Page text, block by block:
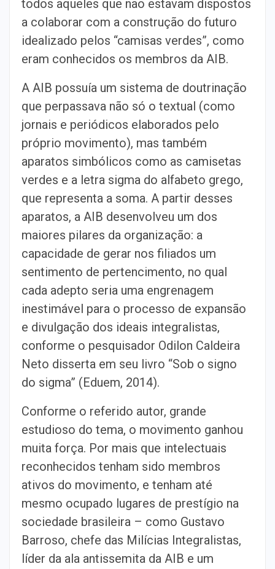
todos aqueles que não estavam dispostos
a colaborar com a construção do futuro
idealizado pelos “camisas verdes”, como
eram conhecidos os membros da AIB.
A AIB possuía um sistema de doutrinação
que perpassava não só o textual (como
jornais e periódicos elaborados pelo
próprio movimento), mas também
aparatos simbólicos como as camisetas
verdes e a letra sigma do alfabeto grego,
que representa a soma. A partir desses
aparatos, a AIB desenvolveu um dos
maiores pilares da organização: a
capacidade de gerar nos filiados um
sentimento de pertencimento, no qual
cada adepto seria uma engrenagem
inestimável para o processo de expansão
e divulgação dos ideais integralistas,
conforme o pesquisador Odilon Caldeira
Neto disserta em seu livro “Sob o signo
do sigma” (Eduem, 2014).
Conforme o referido autor, grande
estudioso do tema, o movimento ganhou
muita força. Por mais que intelectuais
reconhecidos tenham sido membros
ativos do movimento, e tenham até
mesmo ocupado lugares de prestígio na
sociedade brasileira – como Gustavo
Barroso, chefe das Milícias Integralistas,
líder da ala antissemita da AIB e um